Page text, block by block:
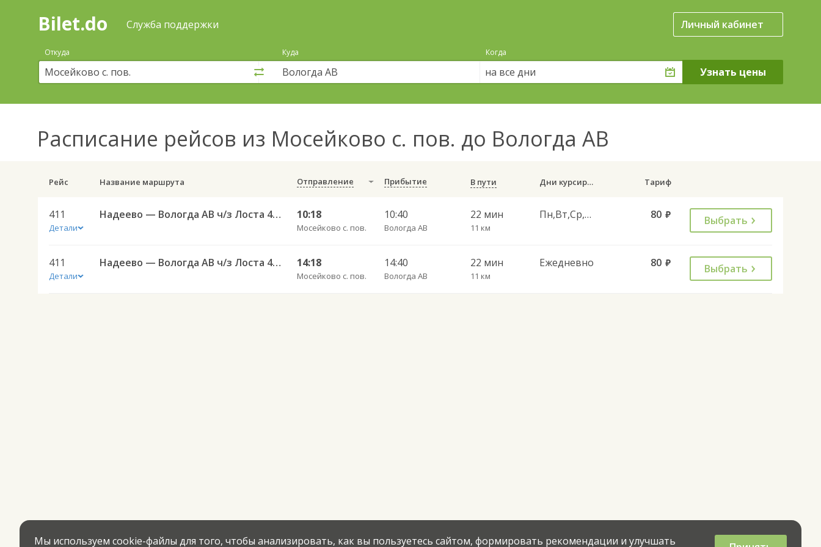
Поиск
покупка
билетов
автобус
онлайн
Bilet.do Служба поддержки Личный кабинет
Откуда Куда Когда
на все дни
Расписание рейсов из Мосейково с. пов. до Вологда АВ
Рейс Название маршрута Отправление Прибытие В пути Дни курсирования Тариф
411
Детали
Надеево — Вологда АВ ч/з Лоста 411 10:18
Мосейково с. пов.
10:40
Вологда АВ
22 мин
11 км
Пн,Вт,Ср,Чт,Пт 80 руб. Выбрать
411
Детали
Надеево — Вологда АВ ч/з Лоста 411 14:18
Мосейково с. пов.
14:40
Вологда АВ
22 мин
11 км
Ежедневно 80 руб. Выбрать
Мы используем cookie-файлы для того, чтобы анализировать, как вы пользуетесь сайтом, формировать рекомендации и улучшать